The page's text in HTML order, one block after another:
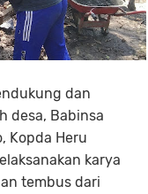
dan
desa, Babinsa
Kopda Heru
karya
tembus dari